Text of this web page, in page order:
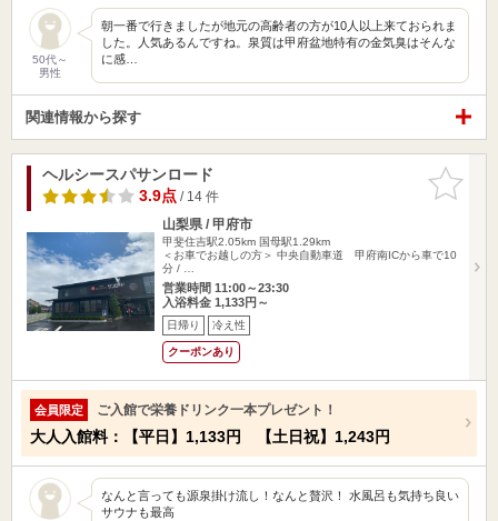
50代～
男性
朝一番で行きましたが地元の高齢者の方が10人以上来ておられま
した。人気あるんですね。泉質は甲府盆地特有の金気臭はそんな
に感…
関連情報から探す
お気に入
りに追加
ヘルシースパサンロード
3.9点/ 14 件
山梨県 / 甲府市
甲斐住吉駅2.05km 国母駅1.29km
＜お車でお越しの方＞ 中央自動車道 甲府南ICから車で10
分 / …
営業時間 11:00～23:30
入浴料金 1,133円～
日帰り 冷え性
クーポンあり
会員限定 ご入館で栄養ドリンク一本プレゼント！
大人入館料：【平日】1,133円 【土日祝】1,243円
なんと言っても源泉掛け流し！なんと贅沢！ 水風呂も気持ち良い
サウナも最高